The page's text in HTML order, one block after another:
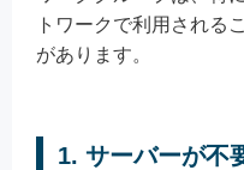
トワークで利用される
があります。
1. サーバーが不